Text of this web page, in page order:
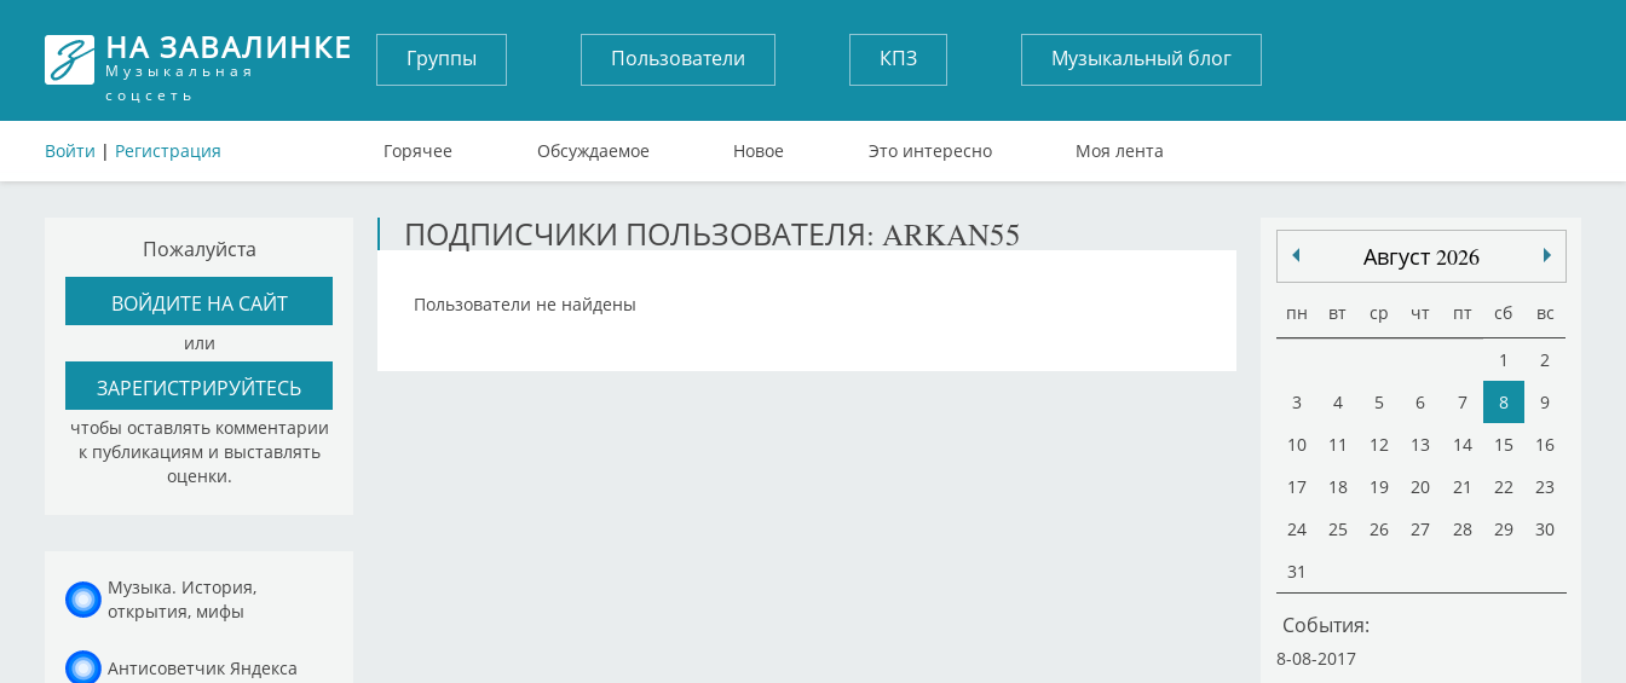
НА ЗАВАЛИНКЕ
Музыкальная
соцсеть
Войти | Регистрация
Группы Пользователи КПЗ Музыкальный блог
Горячее Обсуждаемое Новое Это интересно Моя лента
Пожалуйста
ВОЙДИТЕ НА САЙТ
или
ЗАРЕГИСТРИРУЙТЕСЬ
чтобы оставлять комментарии
к публикациям и выставлять
оценки.
Музыка. История,
открытия, мифы
Антисоветчик Яндекса
ПОДПИСЧИКИ ПОЛЬЗОВАТЕЛЯ: ARKAN55
Пользователи не найдены
Август 2026
пн вт ср чт пт сб вс
1
2
3
4 5 6 7 8
9
10
11 12 13 14 15
16
17
18 19 20 21 22
23
24
25 26 27 28 29
30
31
События:
8-08-2017